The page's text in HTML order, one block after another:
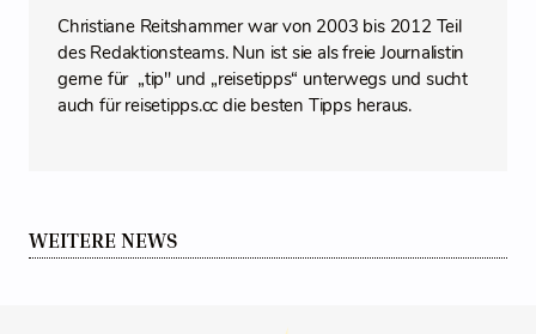
Christiane Reitshammer war von 2003 bis 2012 Teil
des Redaktionsteams. Nun ist sie als freie Journalistin
gerne für „tip" und „reisetipps“ unterwegs und sucht
auch für reisetipps.cc die besten Tipps heraus.
WEITERE NEWS